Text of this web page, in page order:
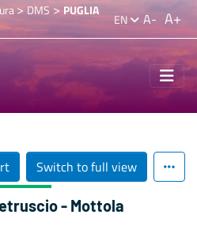
>DMS > PUGLIA
EN A- A+
Switch to full view
- Mottola